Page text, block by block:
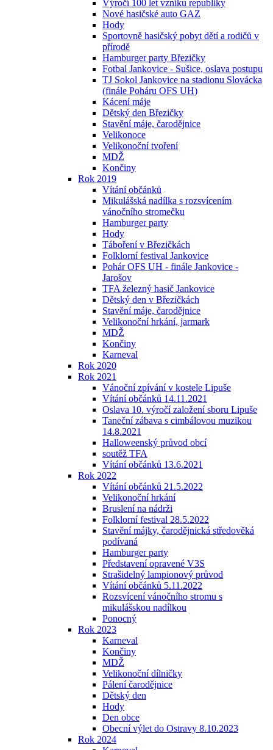
Výročí 100 let vzniku republiky
Nové hasičské auto GAZ
Hody
Sportovně hasičský pobyt dětí a rodičů v
přírodě
Hamburger party Březičky
Fotbal Jankovice - Sušice, oslava postupu
TJ Sokol Jankovice na stadionu Slovácka
(finále Poháru OFS UH)
Kácení máje
Dětský den Březičky
Stavění máje, čarodějnice
Velikonoce
Velikonoční tvoření
MDŽ
Končiny
Rok 2019
Vítání občánků
Mikulášská nadílka s rozsvícením
vánočního stromečku
Hamburger party
Hody
Táboření v Březičkách
Folklorní festival Jankovice
Pohár OFS UH - finále Jankovice -
Jarošov
TFA železný hasič Jankovice
Dětský den v Březičkách
Stavění máje, čarodějnice
Velikonoční hrkání, jarmark
MDŽ
Končiny
Karneval
Rok 2020
Rok 2021
Vánoční zpívání v kostele Lipuše
Vítání občánků 14.11.2021
Oslava 10. výročí založení sboru Lipuše
Taneční zábava s cimbálovou muzikou
14.8.2021
Halloweenský průvod obcí
soutěž TFA
Vítání občánků 13.6.2021
Rok 2022
Vítání občánků 21.5.2022
Velikonoční hrkání
Bruslení na nádrži
Folklorní festival 28.5.2022
Stavění májky, čarodějnická středověká
podívaná
Hamburger party
Představení opravené V3S
Strašidelný lampionový průvod
Vítání občánků 5.11.2022
Rozsvícení vánočního stromu s
mikulášskou nadílkou
Ponocný
Rok 2023
Karneval
Končiny
MDŽ
Velikonoční dílničky
Pálení čarodějnice
Dětský den
Hody
Den obce
Obecní výlet do Ostravy 8.10.2023
Rok 2024